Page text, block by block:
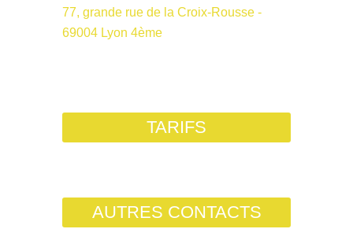
77, grande rue de la Croix-Rousse -
69004 Lyon 4ème
TARIFS
AUTRES CONTACTS